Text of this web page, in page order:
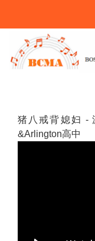
You Are
猪八戒背媳妇 -
&Arlington高中
Pages